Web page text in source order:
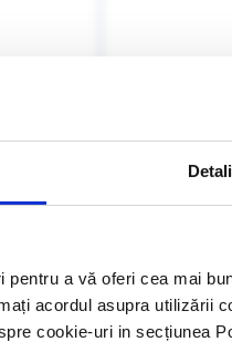
a vă oferi cea mai
acordul asupra utilizării
cookie-uri in secțiunea
9 10
2=moderată, 3=severă